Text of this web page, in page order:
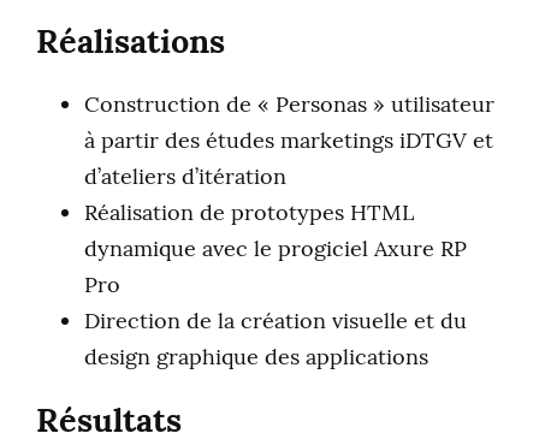
Réalisations
Construction de « Personas » utilisateur
à partir des études marketings iDTGV et
d’ateliers d’itération
Réalisation de prototypes HTML
dynamique avec le progiciel Axure RP
Pro
Direction de la création visuelle et du
design graphique des applications
Résultats